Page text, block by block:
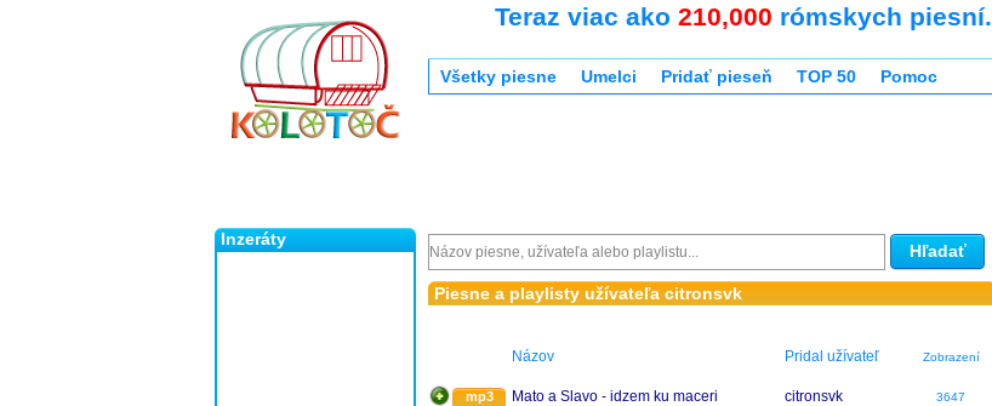
Inzeráty
Teraz viac ako 210,000 rómskych piesní.
Všetky piesne Umelci Pridať pieseň TOP 50 Pomoc
Hľadať
Piesne a playlisty užívateľa citronsvk
Názov Pridal užívateľ Zobrazení
mp3 Mato a Slavo - idzem ku maceri citronsvk 3647